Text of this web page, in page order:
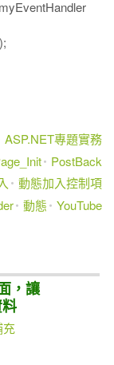
ASP.NET專題實務
PostBack
動態加入控制項
動態 YouTube
，讓
充